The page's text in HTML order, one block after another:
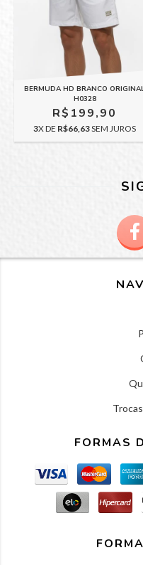
BERMUDA HD BRANCO
H0328
R$199,90
3X DE R$66,63SEM JUROS
FORMAS